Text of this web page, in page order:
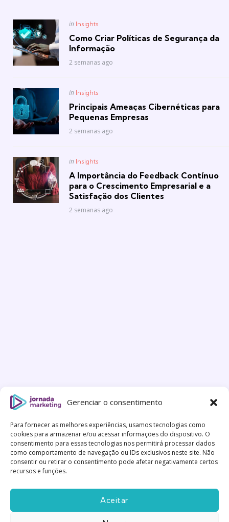
Gerenciar o consentimento
Para fornecer as melhores experiências, usamos tecnologias como
cookies para armazenar e/ou acessar informações do dispositivo. O
consentimento para essas tecnologias nos permitirá processar dados
como comportamento de navegação ou IDs exclusivos neste site. Não
consentir ou retirar o consentimento pode afetar negativamente certos
recursos e funções.
Aceitar
Posted
in Insights
Como Criar Políticas de Segurança da
Informação
2 semanas ago
Posted
in Insights
Principais Ameaças Cibernéticas para
Pequenas Empresas
2 semanas ago
Posted
in Insights
A Importância do Feedback Contínuo
para o Crescimento Empresarial e a
Satisfação dos Clientes
2 semanas ago